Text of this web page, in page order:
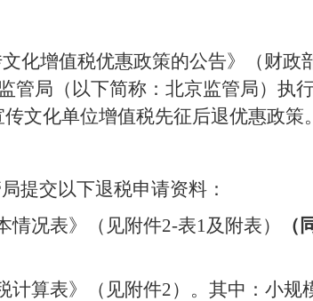
化增值税优惠政策的公告》（财政
管局（以下简称：北京监管局）执
文化单位增值税先征后退优惠政策。
提交以下退税申请资料：
情况表》（见附件2-表1及附表）
（
计算表》（见附件2）。其中：小规